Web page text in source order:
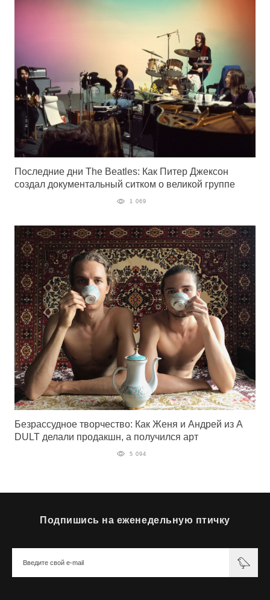
Последние дни The Beatles: Как Питер Джексон
создал документальный ситком о великой группе
1 069
Безрассудное творчество: Как Женя и Андрей из A
DULT делали продакшн, а получился арт
5 094
Подпишись на еженедельную птичку